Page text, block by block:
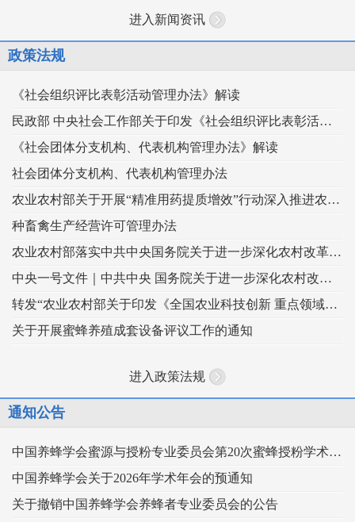
进入新闻资讯
政策法规
《社会组织评比表彰活动管理办法》解读
民政部 中央社会工作部关于印发《社会组织评比表彰活动管理办法》的通知
《社会团体分支机构、代表机构管理办法》解读
社会团体分支机构、代表机构管理办法
农业农村部关于开展“精准用药提质增效”行动深入推进农药科学安全使用工作的指导意见
种畜禽生产经营许可管理办法
农业农村部落实中共中央国务院关于进一步深化农村改革扎实推进乡村全面振兴 工作部署的实施意见
中央一号文件｜中共中央 国务院关于进一步深化农村改革 扎实推进乡村全面振兴的意见
转发“农业农村部关于印发《全国农业科技创新 重点领域（2024–2028年）》的通知”
关于开展蜜蜂养殖成套设备评议工作的通知
进入政策法规
通知公告
中国养蜂学会蜜源与授粉专业委员会第20次蜜蜂授粉学术交流会暨向日葵授粉现场观摩会通知 （第二轮）
中国养蜂学会关于2026年学术年会的预通知
关于撤销中国养蜂学会养蜂者专业委员会的公告